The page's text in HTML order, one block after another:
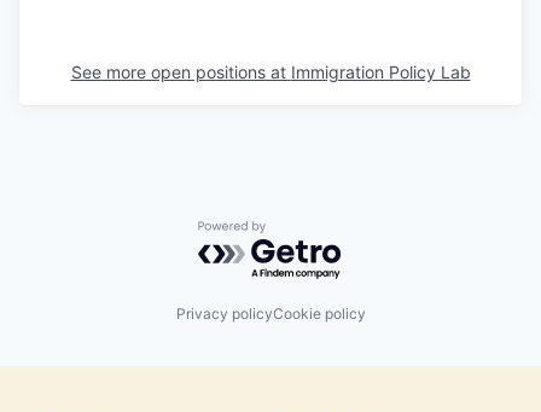
See more open positions at Immigration Policy Lab
Powered by Getro.com
Privacy policyCookie policy